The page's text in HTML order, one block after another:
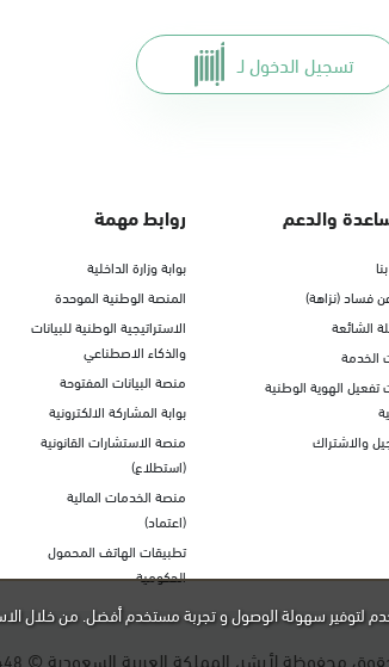
تسجيل الدخول لـ
والدعم
فساد (نزاهة)
الشائعة
الخدمة
تفعيل الهوية الوطنية
والاشتراك
روابط مهمة
بوابة وزارة الداخلية
المنصة الوطنية الموحدة
الاستراتيجية الوطنية للبيانات
والذكاء الاصطناعي
منصة البيانات المفتوحة
بوابة المشاركة الالكترونية
منصة الاستشارات القانونية
(استطلاع)
منصة الخدمات المالية
(اعتماد)
تطبيقات الهاتف المحمول
الحكومية
محفوظة لأبشر، المملكة العربية السعودية ©
لتوفير سهولة الوصول و تجربة مستخدم أفضل. من خلال